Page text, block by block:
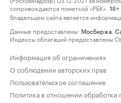
сопровождаются пометкой «РБК».
18+
Владельцем сайта является
Данные предоставлены: Мосбиржа
Индексы облигаций предоставлены
Информация об ограничениях
О соблюдении авторских прав
Пользовательское соглашение
Политика в отношении обработки